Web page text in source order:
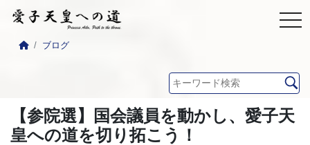
ブログ
【参院選】国会議員を動かし、愛子天
皇への道を切り拓こう！